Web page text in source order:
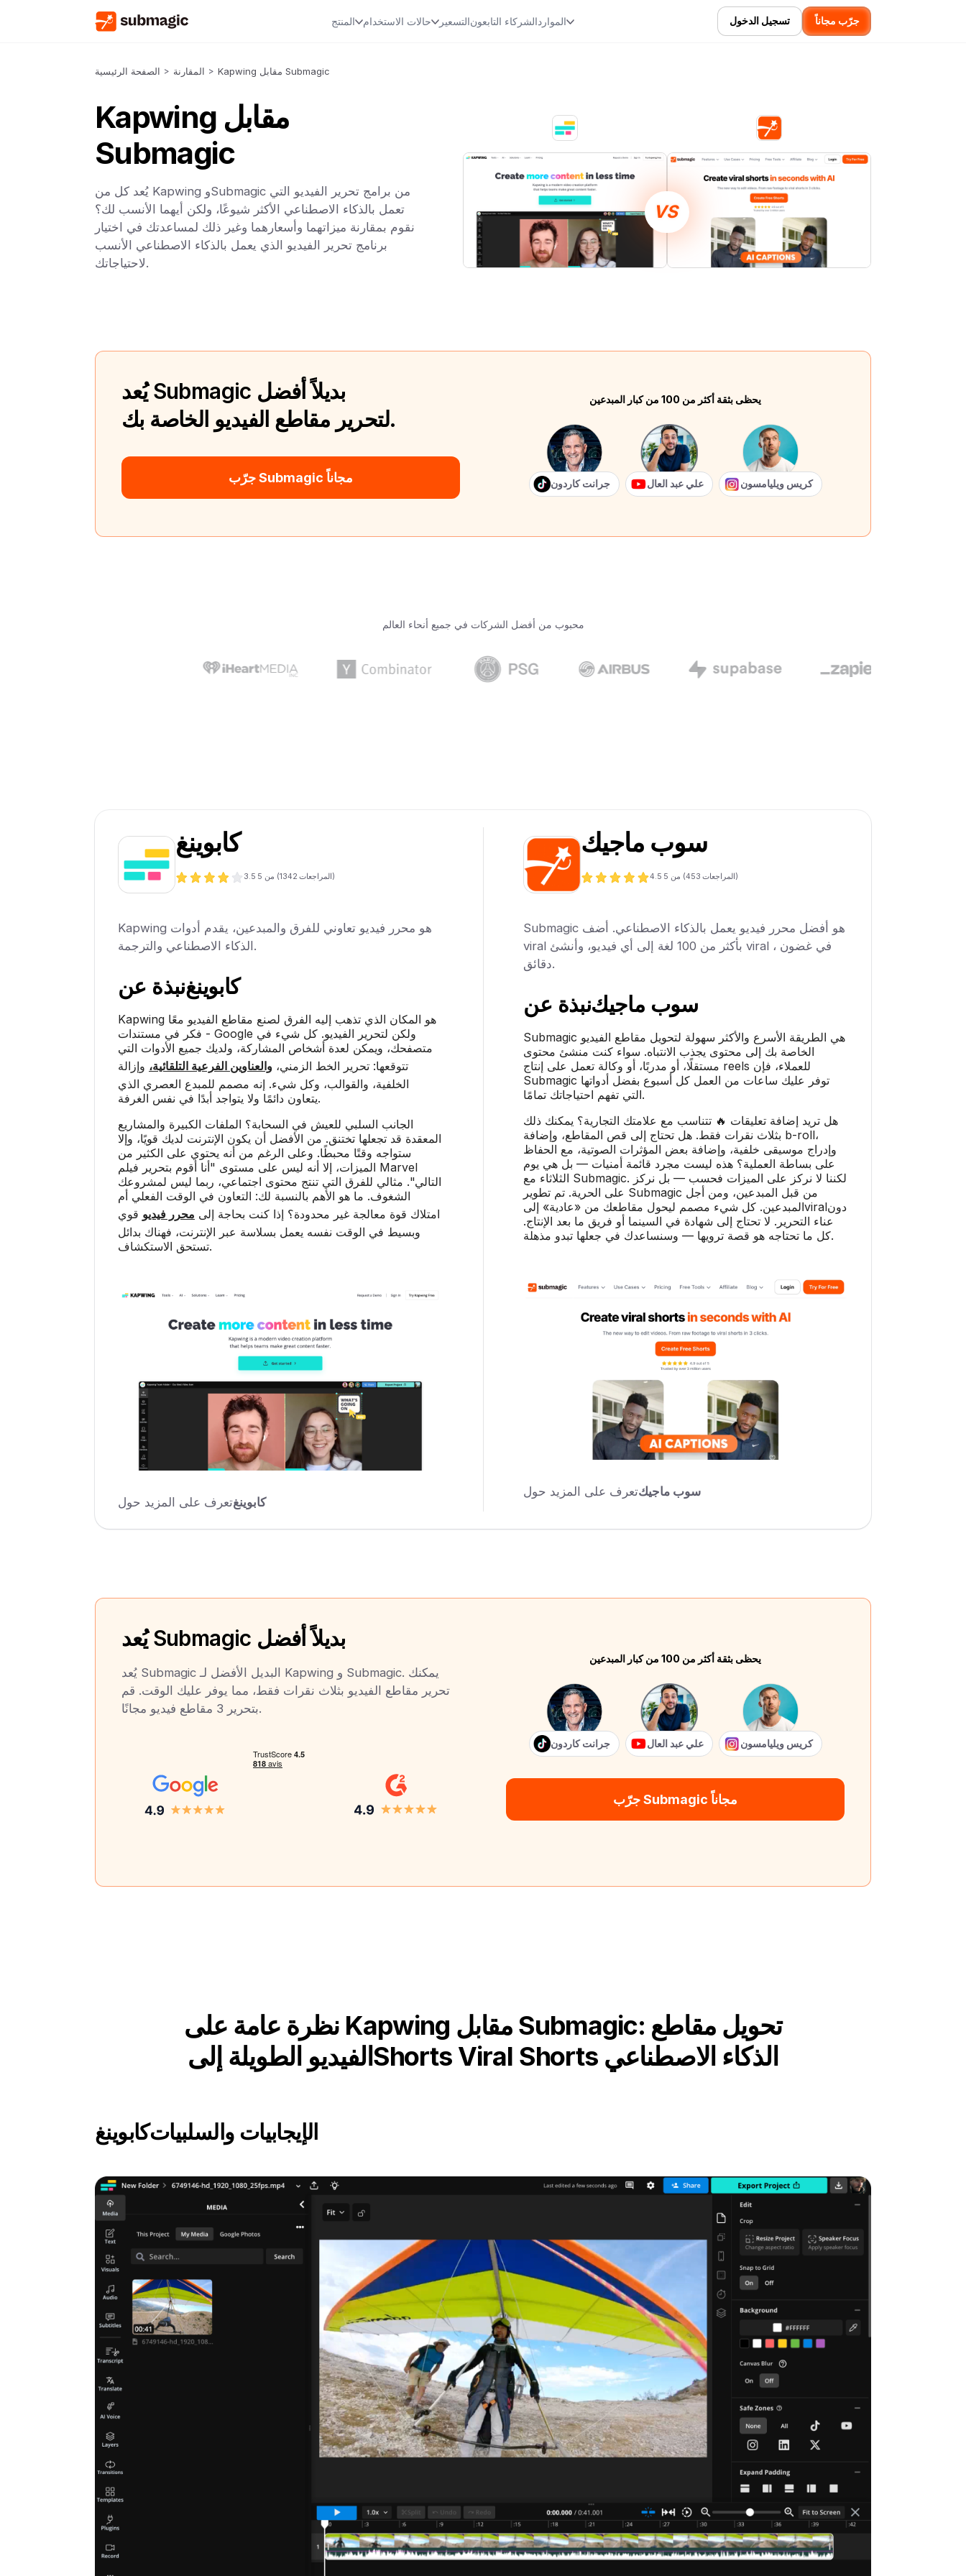
المنتج حالات الاستخدام التسعيرالشركاء التابعونالموارد تسجيل الدخول جرّب مجاناً
الصفحة الرئيسية > المقارنة > Kapwing مقابل Submagic
Kapwing مقابل
Submagic
يُعد كل من Kapwing وSubmagic من برامج تحرير الفيديو التي
تعمل بالذكاء الاصطناعي الأكثر شيوعًا، ولكن أيهما الأنسب لك؟
نقوم بمقارنة ميزاتهما وأسعارهما وغير ذلك لمساعدتك في اختيار
برنامج تحرير الفيديو الذي يعمل بالذكاء الاصطناعي الأنسب
لاحتياجاتك.
VS
يُعد Submagic بديلاً أفضل
لتحرير مقاطع الفيديو الخاصة بك.
جرّب Submagic مجاناً
يحظى بثقة أكثر من 100 من كبار المبدعين
جرانت كاردون علي عبد العال كريس ويليامسون
محبوب من أفضل الشركات في جميع أنحاء العالم
كابوينغ
3.5 من 5 (1342 المراجعات)
Kapwing هو محرر فيديو تعاوني للفرق والمبدعين، يقدم أدوات
الذكاء الاصطناعي والترجمة.
نبذة عنكابوينغ
Kapwing هو المكان الذي تذهب إليه الفرق لصنع مقاطع الفيديو معًا
- فكر في مستندات Google ولكن لتحرير الفيديو. كل شيء في
متصفحك، ويمكن لعدة أشخاص المشاركة، ولديك جميع الأدوات التي
تتوقعها: تحرير الخط الزمني، والعناوين الفرعية التلقائية، وإزالة
الخلفية، والقوالب، وكل شيء. إنه مصمم للمبدع العصري الذي
يتعاون دائمًا ولا يتواجد أبدًا في نفس الغرفة.
الجانب السلبي للعيش في السحابة؟ الملفات الكبيرة والمشاريع
المعقدة قد تجعلها تختنق. من الأفضل أن يكون الإنترنت لديك قويًا، وإلا
ستواجه وقتًا محبطًا. وعلى الرغم من أنه يحتوي على الكثير من
الميزات، إلا أنه ليس على مستوى "أنا أقوم بتحرير فيلم Marvel
التالي". مثالي للفرق التي تنتج محتوى اجتماعي، ربما ليس لمشروعك
الشغوف. ما هو الأهم بالنسبة لك: التعاون في الوقت الفعلي أم
امتلاك قوة معالجة غير محدودة؟ إذا كنت بحاجة إلى محرر فيديو قوي
وبسيط في الوقت نفسه يعمل بسلاسة عبر الإنترنت، فهناك بدائل
تستحق الاستكشاف.
تعرف على المزيد حولكابوينغ
سوب ماجيك
4.5 من 5 (453 المراجعات)
Submagic هو أفضل محرر فيديو يعمل بالذكاء الاصطناعي. أضف
viral بأكثر من 100 لغة إلى أي فيديو، وأنشئ viral ، في غضون
دقائق.
نبذة عنسوب ماجيك
Submagic هي الطريقة الأسرع والأكثر سهولة لتحويل مقاطع الفيديو
الخاصة بك إلى محتوى يجذب الانتباه. سواء كنت منشئ محتوى
مستقلًا، أو مدربًا، أو وكالة تعمل على إنتاج reels للعملاء، فإن
Submagic توفر عليك ساعات من العمل كل أسبوع بفضل أدواتها
التي تفهم احتياجاتك تمامًا.
هل تريد إضافة تعليقات 🔥 تتناسب مع علامتك التجارية؟ يمكنك ذلك
بثلاث نقرات فقط. هل تحتاج إلى قص المقاطع، وإضافة b-roll،
وإدراج موسيقى خلفية، وإضافة بعض المؤثرات الصوتية، مع الحفاظ
على بساطة العملية؟ هذه ليست مجرد قائمة أمنيات — بل هي يوم
الثلاثاء مع Submagic. لكننا لا نركز على الميزات فحسب — بل نركز
على الحرية. تم تطوير Submagic من قبل المبدعين، ومن أجل
المبدعين. كل شيء مصمم ليحول مقاطعك من «عادية» إلىviralدون
عناء التحرير. لا تحتاج إلى شهادة في السينما أو فريق ما بعد الإنتاج.
كل ما تحتاجه هو قصة ترويها — وسنساعدك في جعلها تبدو مذهلة.
تعرف على المزيد حولسوب ماجيك
يُعد Submagic بديلاً أفضل
يُعد Submagic البديل الأفضل لـ Kapwing و Submagic. يمكنك
تحرير مقاطع الفيديو بثلاث نقرات فقط، مما يوفر عليك الوقت. قم
بتحرير 3 مقاطع فيديو مجانًا.
يحظى بثقة أكثر من 100 من كبار المبدعين
جرانت كاردون علي عبد العال كريس ويليامسون
جرّب Submagic مجاناً
نظرة عامة على Kapwing مقابل Submagic: تحويل مقاطع
الفيديو الطويلة إلىShorts Viral Shorts الذكاء الاصطناعي
كابوينغالإيجابيات والسلبيات